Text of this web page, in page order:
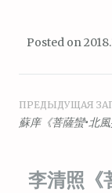
Posted on
записям
ПРЕДЫДУЩАЯ
蘇庠《菩薩蠻•北風
李清照《